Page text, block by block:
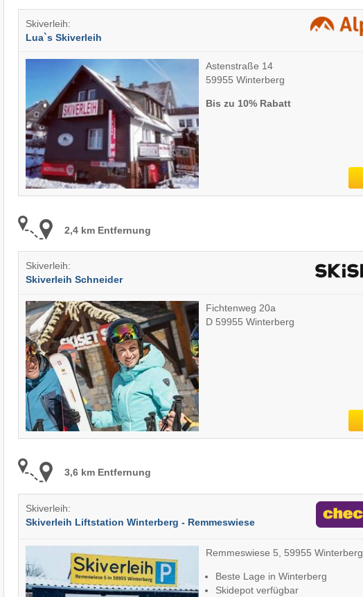
Skiverleih:
Lua`s Skiverleih
Astenstraße 14
59955 Winterberg
Bis zu 10% Rabatt
2,4 km Entfernung
Skiverleih:
Skiverleih Schneider
Fichtenweg 20a
D 59955 Winterberg
3,6 km Entfernung
Skiverleih:
Skiverleih Liftstation Winterberg - Remmeswiese
Remmeswiese 5, 59955 Winterberg
Beste Lage in Winterberg
Skidepot verfügbar